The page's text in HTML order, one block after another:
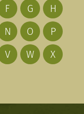
F G
H
N O
P
V W
X